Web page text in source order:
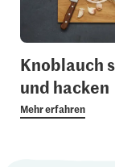
Knoblauch
und hacken
Mehr erfahren